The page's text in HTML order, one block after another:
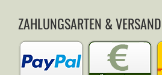
ZAHLUNGSARTEN & VERSAND